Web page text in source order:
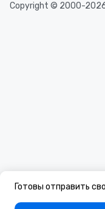
Готовы отправить
Copyright © 2000-